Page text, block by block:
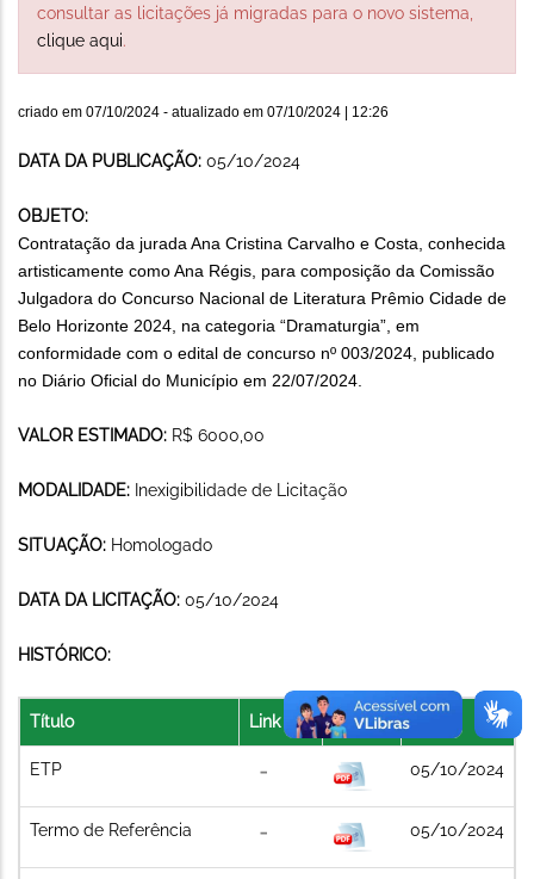
consultar as licitações já migradas para o novo sistema,
clique aqui.
criado em 07/10/2024 - atualizado em 07/10/2024 | 12:26
DATA DA PUBLICAÇÃO: 05/10/2024
OBJETO:
Contratação da jurada Ana Cristina Carvalho e Costa, conhecida
artisticamente como Ana Régis, para composição da Comissão
Julgadora do Concurso Nacional de Literatura Prêmio Cidade de
Belo Horizonte 2024, na categoria “Dramaturgia”, em
conformidade com o edital de concurso nº 003/2024, publicado
no Diário Oficial do Município em 22/07/2024.
VALOR ESTIMADO: R$ 6000,00
MODALIDADE: Inexigibilidade de Licitação
SITUAÇÃO: Homologado
DATA DA LICITAÇÃO: 05/10/2024
HISTÓRICO:
Título Link Arquivo
ETP 05/10/2024
Termo de Referência 05/10/2024